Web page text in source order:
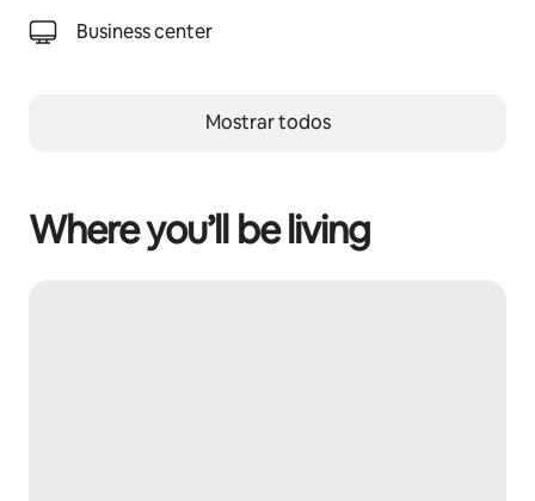
Business center
Mostrar todos
Where you’ll be living